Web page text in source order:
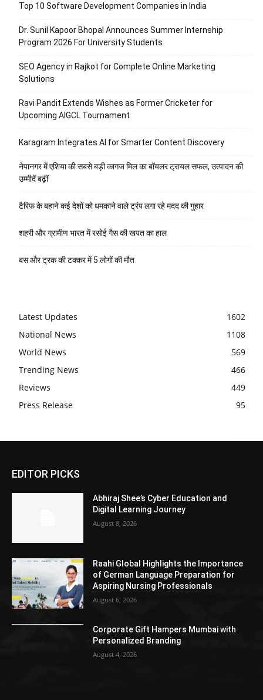
Top 10 Software Development Companies in India
Dr. Sunil Kapoor Bhopal Announces Summer Internship
Program 2026 For University Students
SEO Agency in Rajkot for Complete Online Marketing
Solutions
Ravi Pandit Extends Wishes as Former Cricketer for
Upcoming AIGCL Tournament
Karagram Integrates AI for Smarter Content Discovery
नेपानगर में एशिया की सबसे बड़ी कागज मिल का बॉयलर ट्रायल सफल, उत्पादन की
उम्मीदें बढ़ीं
टैरिफ के बहाने कई देशों को धमकाने वाले ट्रंप लगा रहे मदद की गुहार
शहरी और ग्रामीण भारत में रसोई गैस की खपत का हाल
बस और ट्रक की टक्कर में 5 लोगों की मौत
Latest Updates
1602
National News
1108
World News
569
Trending News
466
Reviews
449
Press Release
95
EDITOR PICKS
Abhiraj Shee’s Cyber Education and
Digital Learning Journey
August 8, 2026
Raahi Global Highlights the Importance
of German Language Preparation for
Aspiring Nursing Professionals
August 6, 2026
Corporate Gift Hampers Mumbai with
Personalized Branding
August 4, 2026